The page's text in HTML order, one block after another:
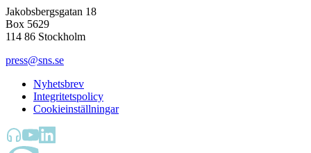
Jakobsbergsgatan 18
Box 5629
114 86 Stockholm
press@sns.se
Nyhetsbrev
Integritetspolicy
Cookieinställningar